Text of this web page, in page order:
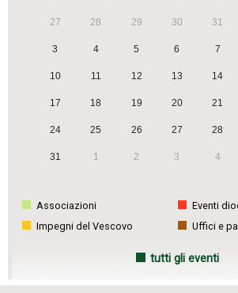
27 28 29 30 31
3 4 5 6 7
10 11 12 13 14
17 18 19 20 21
24 25 26 27 28
31 1 2 3 4
Associazioni
Eventi
Impegni del Vescovo
Uffici e
tutti gli eventi